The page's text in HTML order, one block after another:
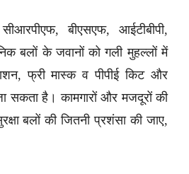
बीएसएफ, आईटीबीपी,
बलों के जवानों को गली मुहल्लों में
फ्री मास्क व पीपीई किट और
सकता है। कामगारों और मजदूरों की
बलों की जितनी प्रशंसा की जाए,